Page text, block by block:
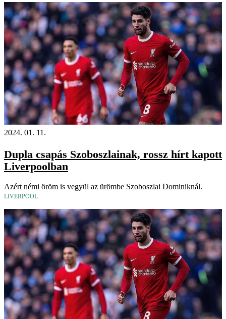
2024. 01. 11.
Dupla csapás Szoboszlainak, rossz hírt kapott
Liverpoolban
Azért némi öröm is vegyül az ürömbe Szoboszlai Dominiknál.
LIVERPOOL